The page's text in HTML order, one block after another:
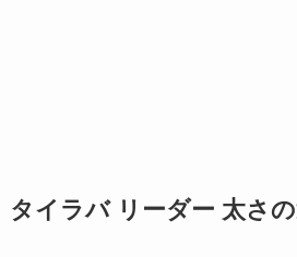
タイラバ リーダー 太さ